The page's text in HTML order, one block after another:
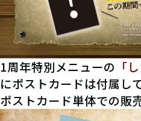
1周年特別メニューの 「
にポストカードは付属し
ポストカード単体での販